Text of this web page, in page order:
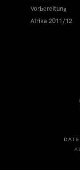
Vorbereitung
Afrika 2011/12